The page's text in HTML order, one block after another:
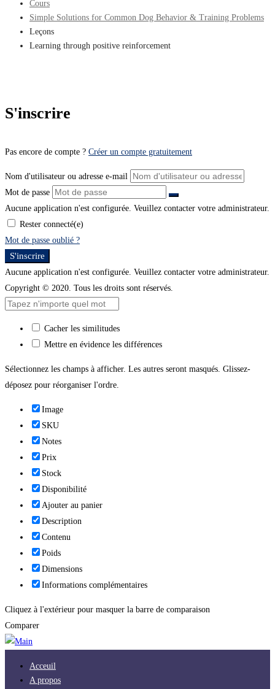
Cours
Simple Solutions for Common Dog Behavior & Training Problems
Leçons
Learning through positive reinforcement
S'inscrire
Pas encore de compte ? Créer un compte gratuitement
Nom d'utilisateur ou adresse e-mail
Mot de passe
Aucune application n'est configurée. Veuillez contacter votre administrateur.
Rester connecté(e)
Mot de passe oublié ?
S'inscrire
Aucune application n'est configurée. Veuillez contacter votre administrateur.
Copyright © 2020. Tous les droits sont réservés.
Cacher les similitudes
Mettre en évidence les différences
Sélectionnez les champs à afficher. Les autres seront masqués. Glissez-
déposez pour réorganiser l'ordre.
Image
SKU
Notes
Prix
Stock
Disponibilité
Ajouter au panier
Description
Contenu
Poids
Dimensions
Informations complémentaires
Cliquez à l'extérieur pour masquer la barre de comparaison
Comparer
Acceuil
A propos